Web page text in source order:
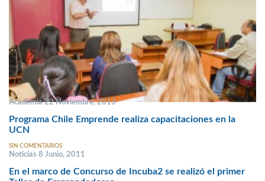
Academia 22 Noviembre, 2013
Programa Chile Emprende realiza capacitaciones en la
UCN
SIN COMENTARIOS
Noticias 8 Junio, 2011
En el marco de Concurso de Incuba2 se realizó el primer